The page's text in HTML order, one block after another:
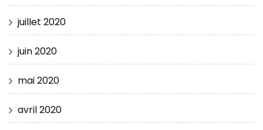
juillet 2020
juin 2020
mai 2020
avril 2020